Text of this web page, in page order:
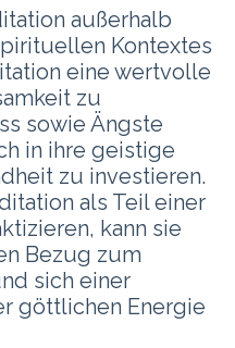
außerhalb
Kontextes
eine wertvolle
zu
sowie Ängste
in ihre geistige
zu investieren.
als Teil einer
kann sie
Bezug zum
sich einer
göttlichen Energie